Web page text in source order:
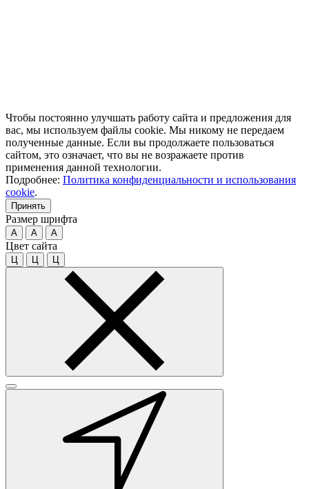
Чтобы постоянно улучшать работу сайта и предложения для
вас, мы используем файлы cookie. Мы никому не передаем
полученные данные. Если вы продолжаете пользоваться
сайтом, это означает, что вы не возражаете против
применения данной технологии.
Подробнее: Политика конфиденциальности и использования
cookie.
Принять
Размер шрифта
A A A
Цвет сайта
Ц Ц Ц